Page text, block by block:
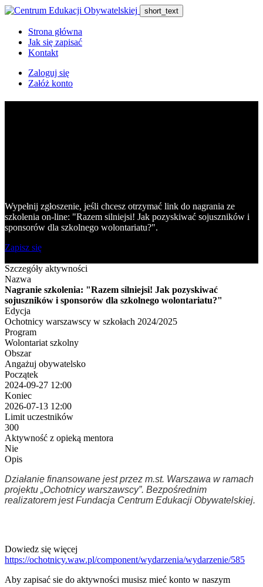
short_text
Strona główna
Jak się zapisać
Kontakt
Zaloguj się
Załóż konto
Wypełnij zgłoszenie, jeśli chcesz otrzymać link do nagrania ze
szkolenia on-line: "Razem silniejsi! Jak pozyskiwać sojuszników i
sponsorów dla szkolnego wolontariatu?".
Zapisz się
Szczegóły aktywności
Nazwa
Nagranie szkolenia: "Razem silniejsi! Jak pozyskiwać
sojuszników i sponsorów dla szkolnego wolontariatu?"
Edycja
Ochotnicy warszawscy w szkołach 2024/2025
Program
Wolontariat szkolny
Obszar
Angażuj obywatelsko
Początek
2024-09-27 12:00
Koniec
2026-07-13 12:00
Limit uczestników
300
Aktywność z opieką mentora
Nie
Opis
Działanie finansowane jest przez m.st. Warszawa w ramach
projektu „Ochotnicy warszawscy”. Bezpośrednim
realizatorem jest Fundacja Centrum Edukacji Obywatelskiej.
Dowiedz się więcej
https://ochotnicy.waw.pl/component/wydarzenia/wydarzenie/585
Aby zapisać sie do aktywności musisz mieć konto w naszym